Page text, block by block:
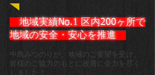
地域実績No.1 区内200ヶ所で
地域の安全・安心を推進 ​
中島みつのりが、地域のご要望を受け、
皆様のご協力のもとに改善に全力を尽く
しました！